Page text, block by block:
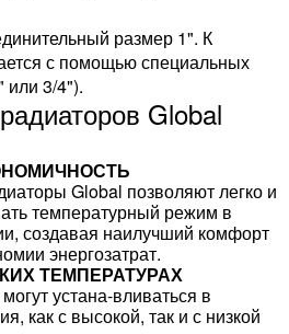
размер 1". К
с помощью специальных
или 3/4").
Global
Global позволяют легко и
температурный режим в
создавая наилучший комфорт
энергозатрат.
ТЕМПЕРАТУРАХ
устана-вливаться в
как с высокой, так и с низкой